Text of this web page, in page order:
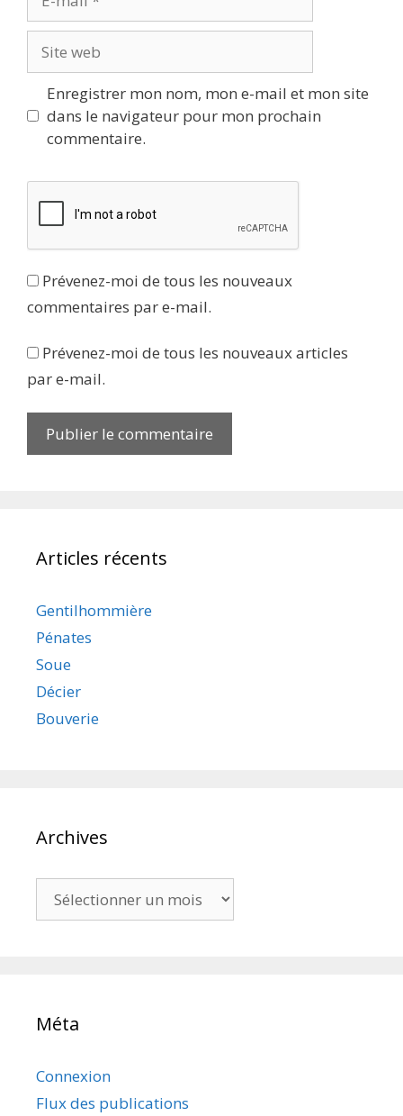
mail
web
Enregistrer mon nom, mon e-mail et mon site
dans le navigateur pour mon prochain
commentaire.
Prévenez-moi de tous les nouveaux
commentaires par e-mail.
Prévenez-moi de tous les nouveaux articles
par e-mail.
Articles récents
Gentilhommière
Pénates
Soue
Décier
Bouverie
Archives
Méta
Connexion
Flux des publications